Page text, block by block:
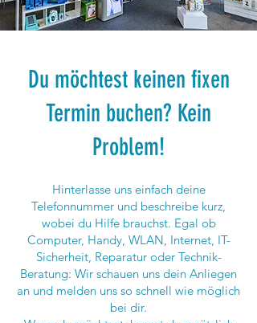
Du möchtest keinen fixen
Termin buchen? Kein
Problem!
Hinterlasse uns einfach deine
Telefonnummer und beschreibe kurz,
wobei du Hilfe brauchst. Egal ob
Computer, Handy, WLAN, Internet, IT-
Sicherheit, Reparatur oder Technik-
Beratung: Wir schauen uns dein Anliegen
an und melden uns so schnell wie möglich
bei dir.